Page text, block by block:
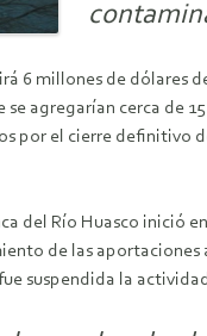
6 millones de dólares
se agregarían cerca de
por el cierre definitivo
del Río Huasco inició
de las aportaciones
suspendida la